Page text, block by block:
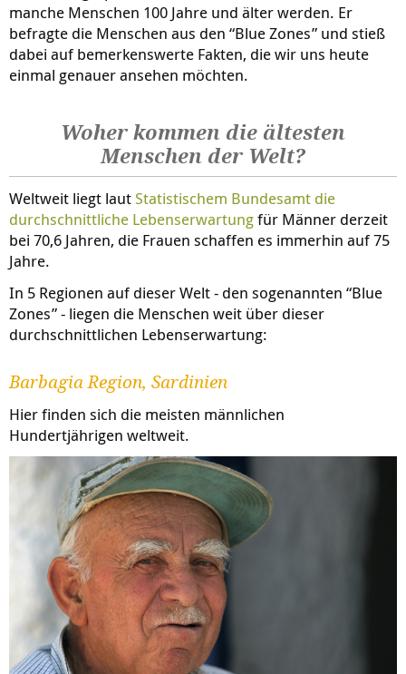
manche Menschen 100 Jahre und älter werden. Er
befragte die Menschen aus den “Blue Zones” und stieß
dabei auf bemerkenswerte Fakten, die wir uns heute
einmal genauer ansehen möchten.
Woher kommen die ältesten
Menschen der Welt?
Weltweit liegt lautStatistischem Bundesamt die
durchschnittliche Lebenserwartungfür Männer derzeit
bei 70,6 Jahren, die Frauen schaffen es immerhin auf 75
Jahre.
In 5 Regionen auf dieser Welt - den sogenannten “Blue
Zones” - liegen die Menschen weit über dieser
durchschnittlichen Lebenserwartung:
Barbagia Region, Sardinien
Hier finden sich die meisten männlichen
Hundertjährigen weltweit.